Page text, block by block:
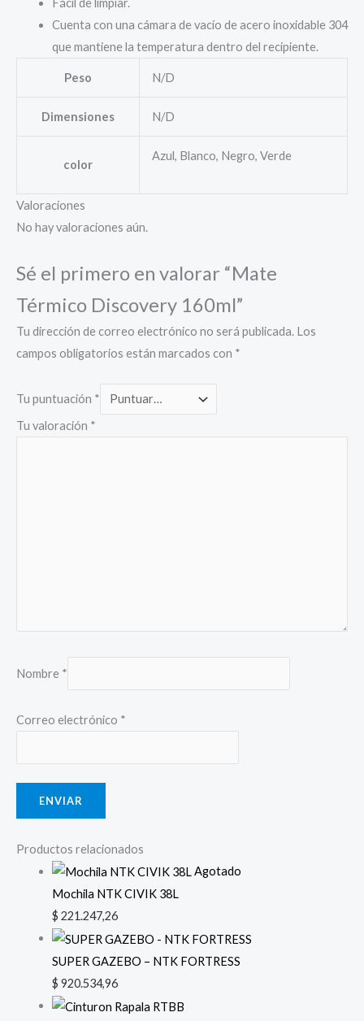
Fácil de limpiar.
Cuenta con una cámara de vacío de acero inoxidable 304
que mantiene la temperatura dentro del recipiente.
Peso N/D
Dimensiones N/D
color
Azul, Blanco, Negro, Verde
Valoraciones
No hay valoraciones aún.
Sé el primero en valorar “Mate
Térmico Discovery 160ml”
Tu dirección de correo electrónico no será publicada. Los
campos obligatorios están marcados con *
Tu puntuación *
Tu valoración *
Nombre *
Correo electrónico *
Productos relacionados
Agotado
Mochila NTK CIVIK 38L
$ 221.247,26
SUPER GAZEBO – NTK FORTRESS
$ 920.534,96